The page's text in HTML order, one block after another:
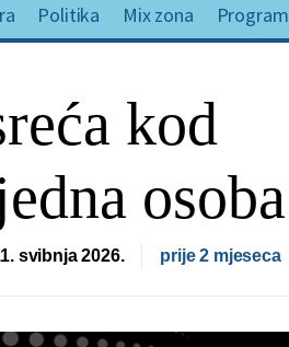
Politika Mix zona Program
kod
osoba
svibnja 2026. prije 2 mjeseca